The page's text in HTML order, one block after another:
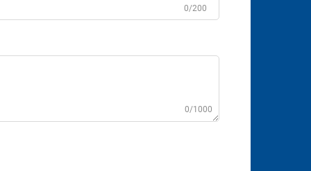
0/200
0/1000